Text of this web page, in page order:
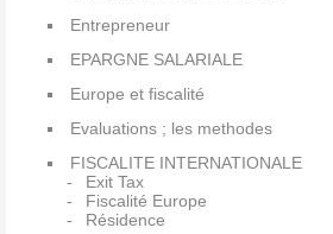
Entrepreneur
EPARGNE SALARIALE
Europe et fiscalité
Evaluations ; les methodes
FISCALITE INTERNATIONALE
Exit Tax
Fiscalité Europe
Résidence